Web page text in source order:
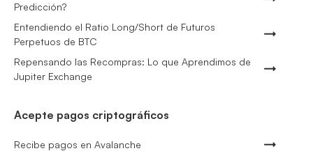
Predicción?
Entendiendo el Ratio Long/Short de Futuros
Perpetuos de BTC
Repensando las Recompras: Lo que Aprendimos de
Jupiter Exchange
Acepte pagos criptográficos
Recibe pagos en Avalanche